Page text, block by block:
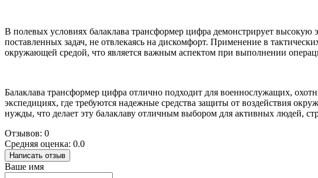
В полевых условиях балаклава трансформер цифра демонстрирует
поставленных задач, не отвлекаясь на дискомфорт. Применение в
окружающей средой, что является важным аспектом при выполнении
Балаклава трансформер цифра отлично подходит для военнослужащих,
экспедициях, где требуются надежные средства защиты от воздействия
нужды, что делает эту балаклаву отличным выбором для активных людей,
Отзывов: 0
Средняя оценка: 0.0
Написать отзыв
Ваше имя